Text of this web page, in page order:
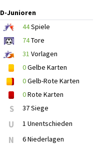
D-Junioren
44Spiele
74Tore
31 Vorlagen
0Gelbe Karten
0Gelb-Rote Karten
0Rote Karten
S 37 Siege
U 1 Unentschieden
N 6 Niederlagen